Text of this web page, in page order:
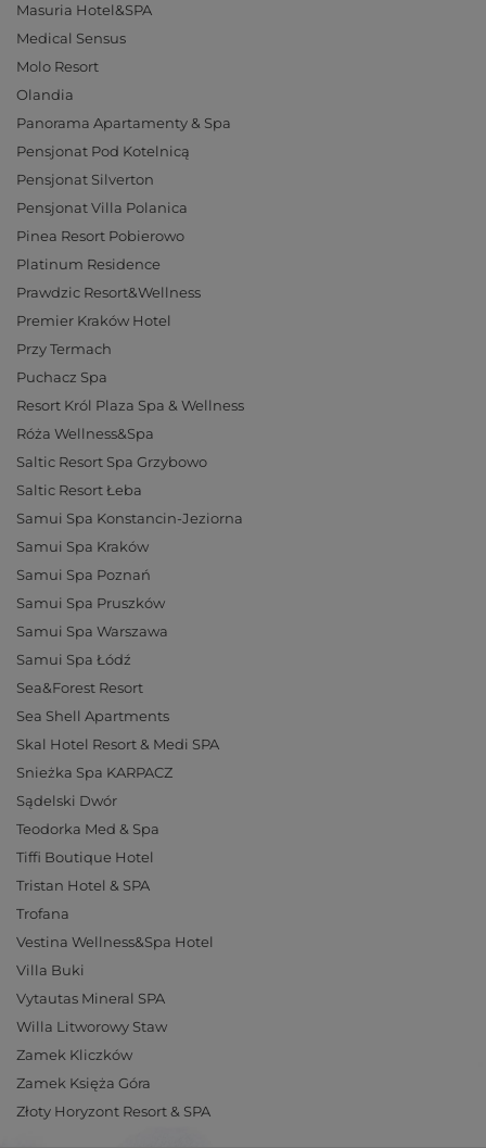
Masuria Hotel&SPA
Medical Sensus
Molo Resort
Olandia
Panorama Apartamenty & Spa
Pensjonat Pod Kotelnicą
Pensjonat Silverton
Pensjonat Villa Polanica
Pinea Resort Pobierowo
Platinum Residence
Prawdzic Resort&Wellness
Premier Kraków Hotel
Przy Termach
Puchacz Spa
Resort Król Plaza Spa & Wellness
Róża Wellness&Spa
Saltic Resort Spa Grzybowo
Saltic Resort Łeba
Samui Spa Konstancin-Jeziorna
Samui Spa Kraków
Samui Spa Poznań
Samui Spa Pruszków
Samui Spa Warszawa
Samui Spa Łódź
Sea&Forest Resort
Sea Shell Apartments
Skal Hotel Resort & Medi SPA
Snieżka Spa KARPACZ
Sądelski Dwór
Teodorka Med & Spa
Tiffi Boutique Hotel
Tristan Hotel & SPA
Trofana
Vestina Wellness&Spa Hotel
Villa Buki
Vytautas Mineral SPA
Willa Litworowy Staw
Zamek Kliczków
Zamek Księża Góra
Złoty Horyzont Resort & SPA